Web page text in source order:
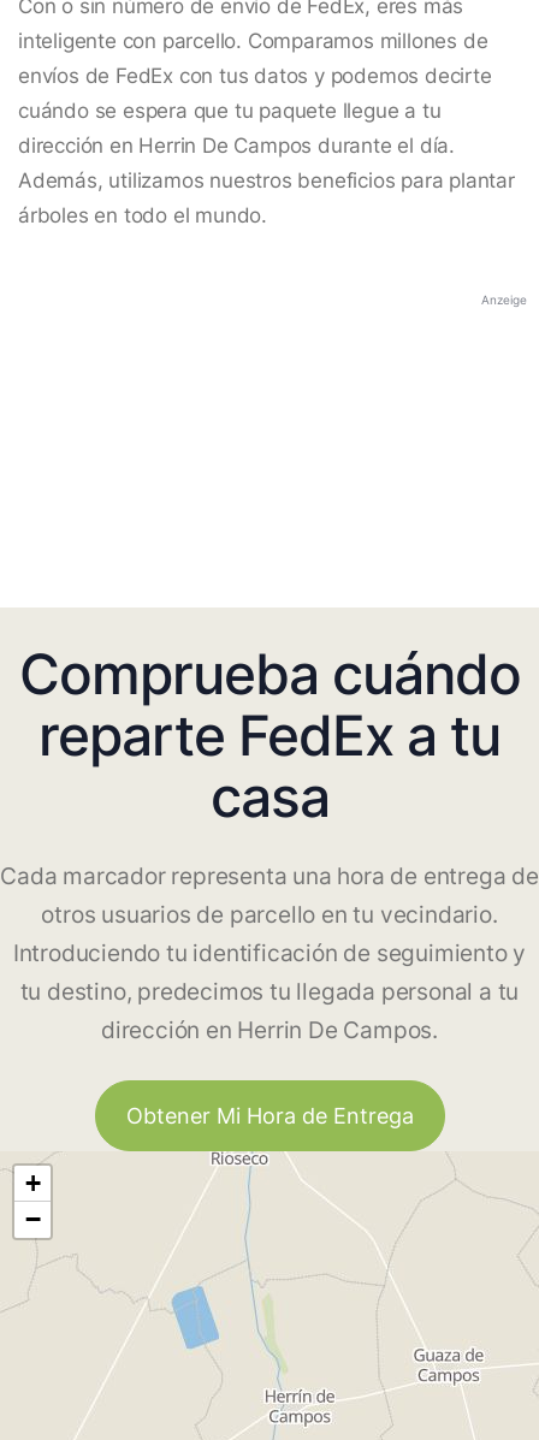
Con o sin número de envío de FedEx, eres más
inteligente con parcello. Comparamos millones de
envíos de FedEx con tus datos y podemos decirte
cuándo se espera que tu paquete llegue a tu
dirección en Herrin De Campos durante el día.
Además, utilizamos nuestros beneficios para plantar
árboles en todo el mundo.
Anzeige
Comprueba cuándo
reparte FedEx a tu
casa
Cada marcador representa una hora de entrega de
otros usuarios de parcello en tu vecindario.
Introduciendo tu identificación de seguimiento y
tu destino, predecimos tu llegada personal a tu
dirección en Herrin De Campos.
Obtener Mi Hora de Entrega
+
−